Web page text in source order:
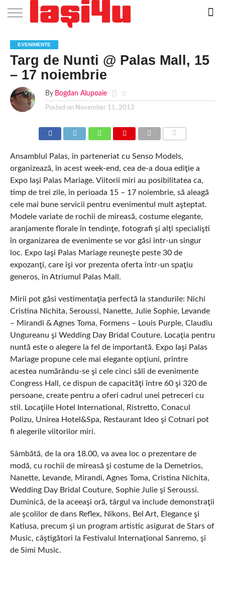
STIRI
APARTAMENTE
NOI IASI
STIRI
IASI
JOBS
IN
IASI
FILME
LA
CINEMA
CLUBURI /
DISCOTECI
BARURI /
CAFENELE
SALI DE
FORTA
SI
FITNESS
SALOANE DE
INFRUMUSETARE
AGENTII
DE
TURISM
IASI
RESTAURANTE
IN IASI
PIZZA
IN
IASI
PISCINA
IN IASI
FLORARII
RADIO
LIVE
IN
IASI
SPALATORII
AUTO
TRACTARI
AUTO
TAXI
IN
IASI
CINEMA
TEATRU
HOTELURI
/
PENSIUNI
TEREN
SPORTIV
TEREN
TENIS
IASI
FARMACII
NON
STOP
COFFEE-
TO-GO
FIRME DE
PUBLICITATE
RENT
A
CAR
EVENIMENTE
Targ de Nunti @ Palas Mall, 15
– 17 noiembrie
By Bogdan Alupoaie
Posted on November 11, 2013
Ansamblul Palas, în parteneriat cu Senso Models,
organizează, în acest week-end, cea de-a doua ediţie a
Expo Iaşi Palas Mariage. Viitorii miri au posibilitatea ca,
timp de trei zile, în perioada 15 – 17 noiembrie, să aleagă
cele mai bune servicii pentru evenimentul mult aşteptat.
Modele variate de rochii de mireasă, costume elegante,
aranjamente florale în tendinţe, fotografi şi alţi specialişti
în organizarea de evenimente se vor găsi într-un singur
loc. Expo Iaşi Palas Mariage reuneşte peste 30 de
expozanţi, care îşi vor prezenta oferta într-un spaţiu
generos, în Atriumul Palas Mall.
Mirii pot găsi vestimentaţia perfectă la standurile: Nichi
Cristina Nichita, Seroussi, Nanette, Julie Sophie, Levande
– Mirandi & Agnes Toma, Formens – Louis Purple, Claudiu
Ungureanu şi Wedding Day Bridal Couture. Locaţia pentru
nuntă este o alegere la fel de importantă. Expo Iaşi Palas
Mariage propune cele mai elegante opţiuni, printre
acestea numărându-se şi cele cinci săli de evenimente
Congress Hall, ce dispun de capacităţi între 60 şi 320 de
persoane, create pentru a oferi cadrul unei petreceri cu
stil. Locaţiile Hotel International, Ristretto, Conacul
Polizu, Unirea Hotel&Spa, Restaurant Ideo şi Cotnari pot
fi alegerile viitorilor miri.
Sâmbătă, de la ora 18.00, va avea loc o prezentare de
modă, cu rochii de mireasă şi costume de la Demetrios,
Nanette, Levande, Mirandi, Agnes Toma, Cristina Nichita,
Wedding Day Bridal Couture, Sophie Julie şi Seroussi.
Duminică, de la aceeaşi oră, târgul va include demonstraţii
ale şcolilor de dans Reflex, Nikons, Bel Art, Elegance şi
Katiusa, precum şi un program artistic asigurat de Stars of
Music, câştigători la Festivalul Internaţional Sanremo, şi
de Simi Music.